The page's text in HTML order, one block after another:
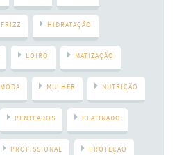
FRIZZ HIDRATAÇÃO
LOIRO MATIZAÇÃO
MODA MULHER NUTRIÇÃO
PENTEADOS PLATINADO
PROFISSIONAL PROTEÇAO